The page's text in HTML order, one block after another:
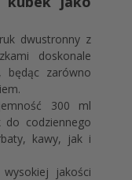
dwustronny z
doskonale
zarówno
300 ml
codziennego
kawy, jak i
jakości